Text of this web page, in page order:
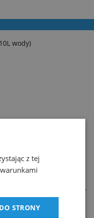
wody)
wilgoci.
przed czyszczeniem.
z tej
STRONY